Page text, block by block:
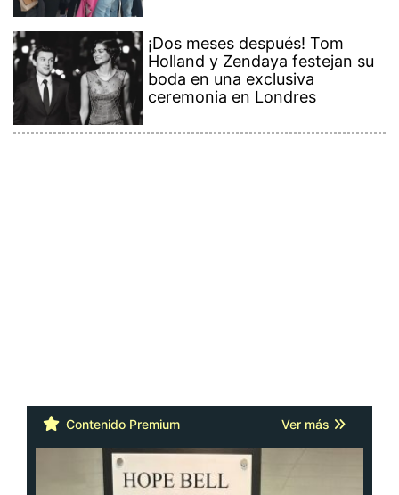
¡Dos meses después! Tom
Holland y Zendaya festejan su
boda en una exclusiva
ceremonia en Londres
Contenido Premium Ver más